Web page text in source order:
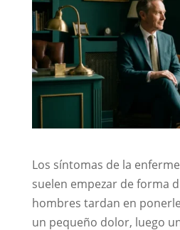
Los síntomas de la
suelen empezar de forma
hombres tardan en
un pequeño dolor, luego